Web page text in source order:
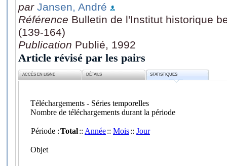
par Jansen, André
Référence Bulletin de l'Institut historique
(139-164)
Publication Publié, 1992
Article révisé par les pairs
ACCÈS EN LIGNE DÉTAILS STATISTIQUES